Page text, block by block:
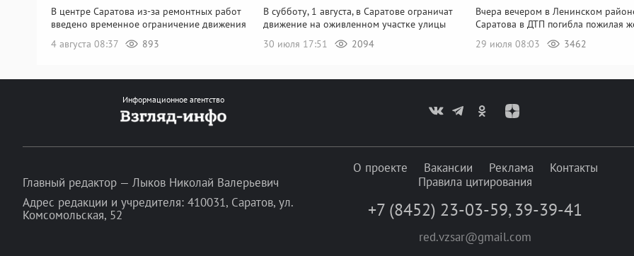
В центре Саратова из-за ремонтных работ
введено временное ограничение движения
4 августа 08:37
893
В субботу, 1 августа, в Саратове ограничат
движение на оживленном участке улицы
30 июля 17:51
2094
Вчера вечером в Ленинском
Саратова в ДТП погибла пожилая
29 июля 08:03
3462
Информационное агентство
Главный редактор — Лыков Николай Валерьевич
Адрес редакции и учредителя: 410031, Саратов, ул.
Комсомольская, 52
О проекте Вакансии Реклама
Контакты
Правила цитирования
+7 (8452) 23-03-59, 39-39-41
red.vzsar@gmail.com